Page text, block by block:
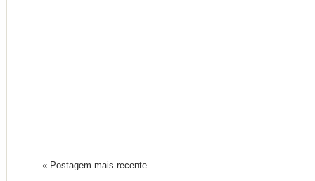
« Postagem mais recente